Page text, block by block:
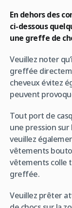
En dehors des
ci-dessous
une greffe de
Veuillez noter
greffée
cheveux évitez
peuvent
Tout port de
une pression
veuillez
vêtements
vêtements colle
greffée.
Veuillez prêter